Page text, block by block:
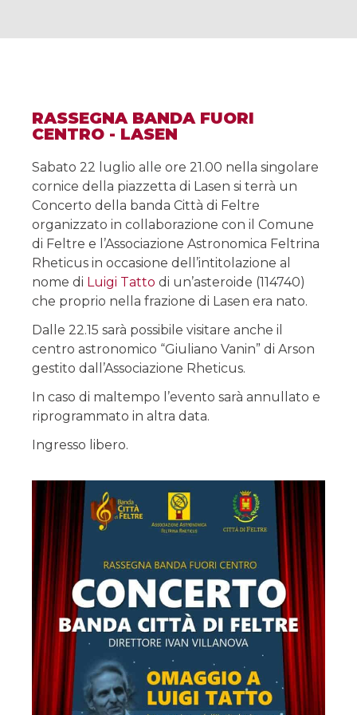
RASSEGNA BANDA FUORI
CENTRO - LASEN
Sabato 22 luglio alle ore 21.00 nella singolare
cornice della piazzetta di Lasen si terrà un
Concerto della banda Città di Feltre
organizzato in collaborazione con il Comune
di Feltre e l’Associazione Astronomica Feltrina
Rheticus in occasione dell’intitolazione al
nome di Luigi Tatto di un’asteroide (114740)
che proprio nella frazione di Lasen era nato.
Dalle 22.15 sarà possibile visitare anche il
centro astronomico “Giuliano Vanin” di Arson
gestito dall’Associazione Rheticus.
In caso di maltempo l’evento sarà annullato e
riprogrammato in altra data.
Ingresso libero.